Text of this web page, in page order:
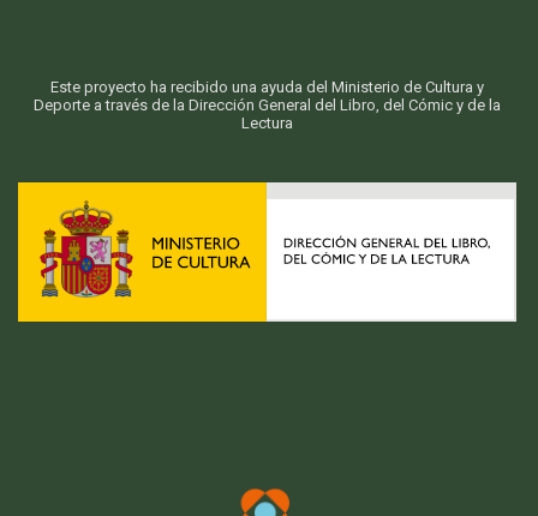
Este proyecto ha recibido una ayuda del Ministerio de Cultura y
Deporte a través de la Dirección General del Libro, del Cómic y de la
Lectura